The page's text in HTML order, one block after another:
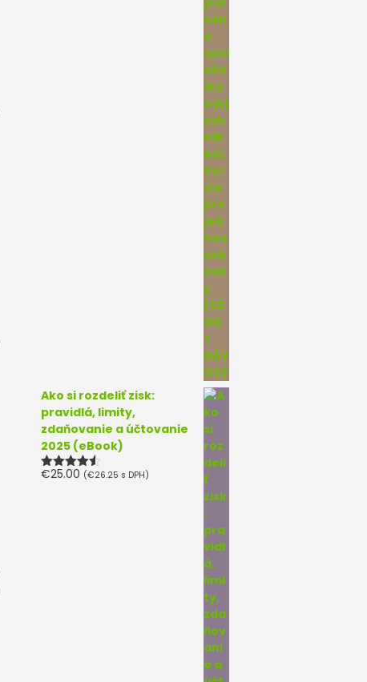
Ako si rozdeliť zisk:
pravidlá, limity,
zdaňovanie a účtovanie
2025 (eBook)
Hodnotenie
€25.00 (€26.25 s DPH)